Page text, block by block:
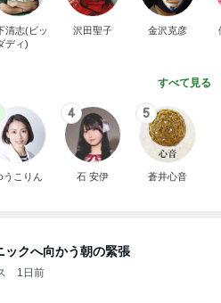
清志(ビッ
ディ)
沢田聖子 金沢克彦
すべて見る
うこりん
4
石 安伊
5
蒼井心音
ックへ向かう朝の緊張
1日前